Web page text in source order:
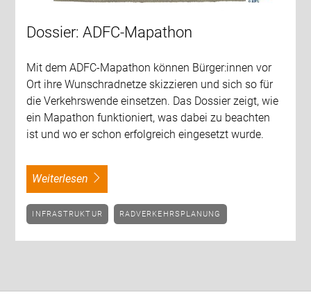
Dossier: ADFC-Mapathon
Mit dem ADFC-Mapathon können Bürger:innen vor
Ort ihre Wunschradnetze skizzieren und sich so für
die Verkehrswende einsetzen. Das Dossier zeigt, wie
ein Mapathon funktioniert, was dabei zu beachten
ist und wo er schon erfolgreich eingesetzt wurde.
weiterlesen
INFRASTRUKTUR RADVERKEHRSPLANUNG